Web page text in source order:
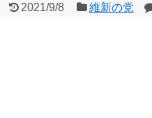
2021/9/8 維新の党